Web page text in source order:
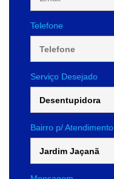
Telefone
Serviço Desejado
Bairro p/ Atendimento